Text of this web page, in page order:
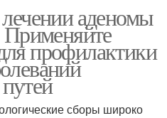
аденомы
профилактики
сборы широко